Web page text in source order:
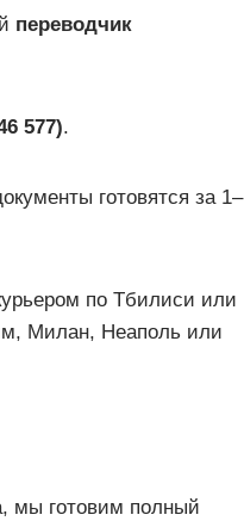
переводчик
577).
готовятся за 1–
по Тбилиси или
Милан, Неаполь или
мы готовим полный